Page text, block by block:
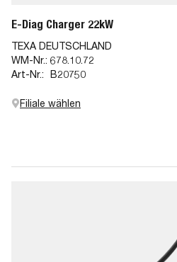
E-Diag Charger 22kW
TEXA DEUTSCHLAND
WM-Nr.: 678.10.72
Art-Nr.: B20750
Filiale wählen